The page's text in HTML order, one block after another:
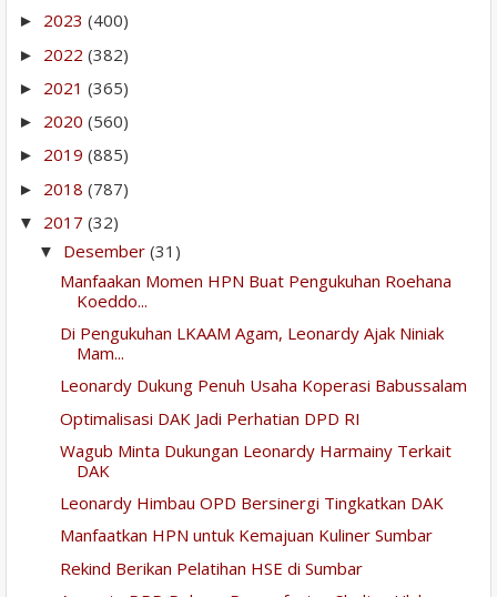
► 2023 (400)
► 2022 (382)
► 2021 (365)
► 2020 (560)
► 2019 (885)
► 2018 (787)
▼ 2017 (32)
▼ Desember (31)
Manfaakan Momen HPN Buat Pengukuhan Roehana
Koeddo...
Di Pengukuhan LKAAM Agam, Leonardy Ajak Niniak
Mam...
Leonardy Dukung Penuh Usaha Koperasi Babussalam
Optimalisasi DAK Jadi Perhatian DPD RI
Wagub Minta Dukungan Leonardy Harmainy Terkait
DAK
Leonardy Himbau OPD Bersinergi Tingkatkan DAK
Manfaatkan HPN untuk Kemajuan Kuliner Sumbar
Rekind Berikan Pelatihan HSE di Sumbar